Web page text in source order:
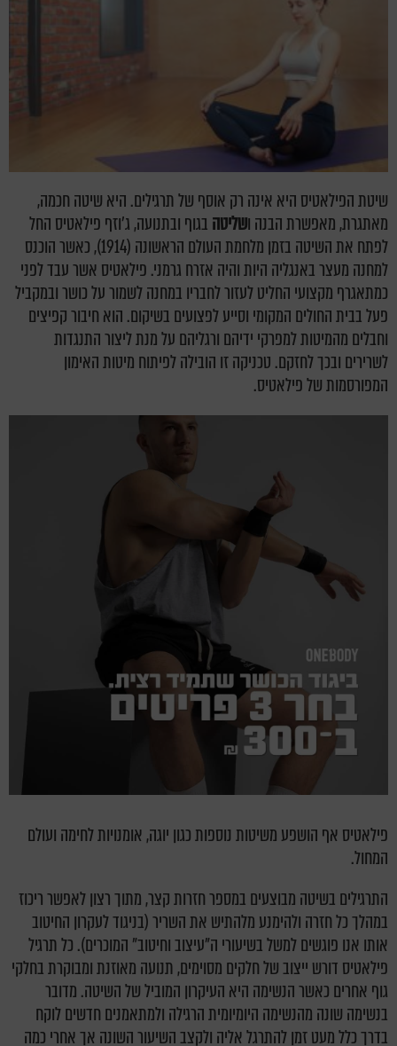
שיטת הפילאטיס היא אינה רק אוסף של תרגילים. היא שיטה חכמה,
מאתגרת, מאפשרת הבנה ושליטה בגוף ובתנועה, ג'וזף פילאטיס החל
לפתח את השיטה בזמן מלחמת העולם הראשונה (1914), כאשר הוכנס
למחנה מעצר באנגליה היות והיה אזרח גרמני. פילאטיס אשר עבד לפני
כמתאגרף מקצועי החליט לעזור לחבריו במחנה לשמור על כושר ובמקביל
פעל בבית החולים המקומי וסייע לפצועים בשיקום. הוא חיבור קפיצים
וחבלים מהמיטות למפרקי ידיהם ורגליהם על מנת ליצור התנגדות
לשרירים ובכך לחזקם. טכניקה זו הובילה לפיתוח מיטות האימון
המפורסמות של פילאטיס.
פילאטיס אף הושפע משיטות נוספות כגון יוגה, אומנויות לחימה ועולם
המחול.
התרגילים בשיטה מבוצעים במספר חזרות קצר, מתוך רצון לאפשר ריכוז
במהלך כל חזרה ולהימנע מלהתיש את השריר (בניגוד לעקרון החיטוב
אותו אנו פוגשים למשל בשיעורי ה"עיצוב וחיטוב" המוכרים). כל תרגיל
פילאטיס דורש ייצוב של חלקים מסוימים, תנועה מאוזנת ומבוקרת בחלקי
גוף אחרים כאשר הנשימה היא העיקרון המוביל של השיטה. מדובר
בנשימה שונה מהנשימה היומיומית הרגילה ולמתאמנים חדשים לוקח
בדרך כלל מעט זמן להתרגל אליה ולקצב השיעור השונה אך אחרי כמה